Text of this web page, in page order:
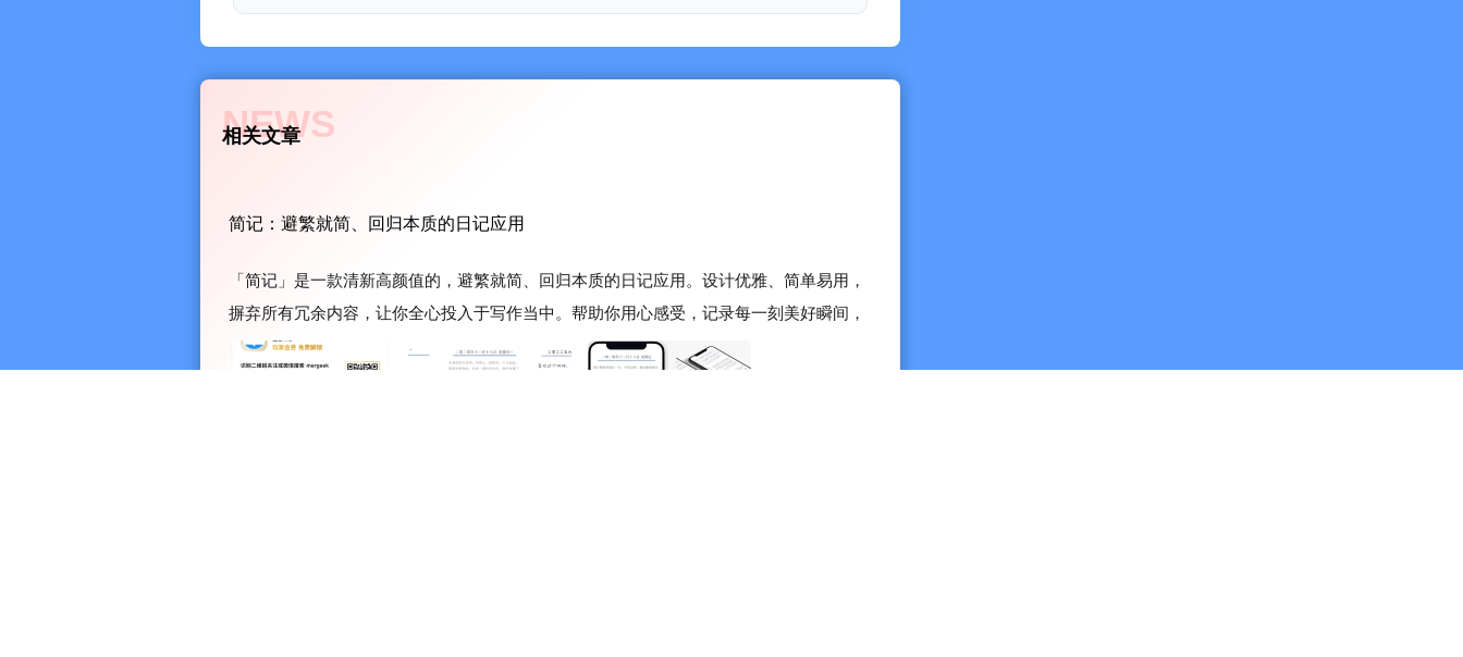
NEWS
相关文章
简记：避繁就简、回归本质的日记应用
「简记」是一款清新高颜值的，避繁就简、回归本质的日记应用。设计优雅、简单易用，
摒弃所有冗余内容，让你全心投入于写作当中。帮助你用心感受，记录每一刻美好瞬间，
沉淀每一份喜怒哀乐。Mergeek 特邀「简记」送上冰点福利～ 想要查看更多特邀冰点活